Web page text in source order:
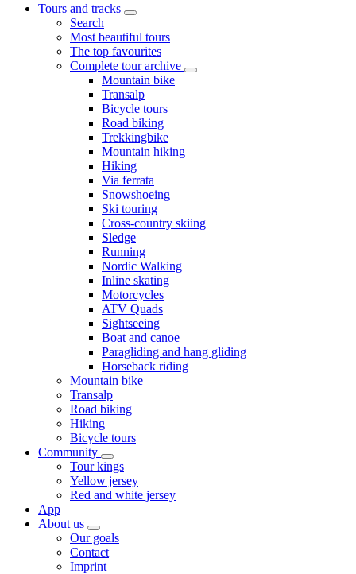
Tours and tracks
Search
Most beautiful tours
The top favourites
Complete tour archive
Mountain bike
Transalp
Bicycle tours
Road biking
Trekkingbike
Mountain hiking
Hiking
Via ferrata
Snowshoeing
Ski touring
Cross-country skiing
Sledge
Running
Nordic Walking
Inline skating
Motorcycles
ATV Quads
Sightseeing
Boat and canoe
Paragliding and hang gliding
Horseback riding
Mountain bike
Transalp
Road biking
Hiking
Bicycle tours
Community
Tour kings
Yellow jersey
Red and white jersey
App
About us
Our goals
Contact
Imprint